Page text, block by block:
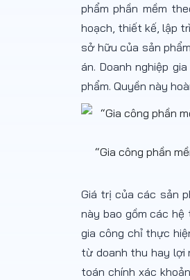
phẩm phần mềm
hoạch, thiết kế, lập
sở hữu của sản
án. Doanh nghiệp
phẩm. Quyền này
“Gia công phần
Giá trị của các sản
này bao gồm các hệ
gia công chỉ thực
từ doanh thu hay lợi
toán chính xác